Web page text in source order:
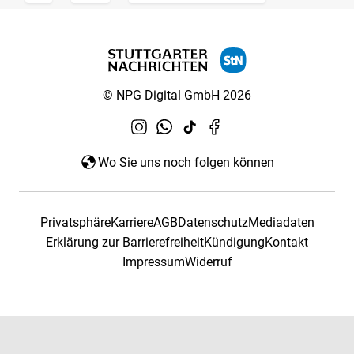
© NPG Digital GmbH 2026
Wo Sie uns noch folgen können
PrivatsphäreKarriereAGBDatenschutzMediadaten
Erklärung zur BarrierefreiheitKündigungKontakt
ImpressumWiderruf